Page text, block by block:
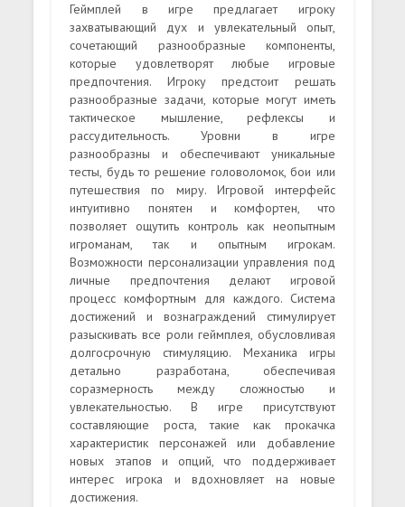
Геймплей в игре предлагает игроку
захватывающий дух и увлекательный опыт,
сочетающий разнообразные компоненты,
которые удовлетворят любые игровые
предпочтения. Игроку предстоит решать
разнообразные задачи, которые могут иметь
тактическое мышление, рефлексы и
рассудительность. Уровни в игре
разнообразны и обеспечивают уникальные
тесты, будь то решение головоломок, бои или
путешествия по миру. Игровой интерфейс
интуитивно понятен и комфортен, что
позволяет ощутить контроль как неопытным
игроманам, так и опытным игрокам.
Возможности персонализации управления под
личные предпочтения делают игровой
процесс комфортным для каждого. Система
достижений и вознаграждений стимулирует
разыскивать все роли геймплея, обусловливая
долгосрочную стимуляцию. Механика игры
детально разработана, обеспечивая
соразмерность между сложностью и
увлекательностью. В игре присутствуют
составляющие роста, такие как прокачка
характеристик персонажей или добавление
новых этапов и опций, что поддерживает
интерес игрока и вдохновляет на новые
достижения.